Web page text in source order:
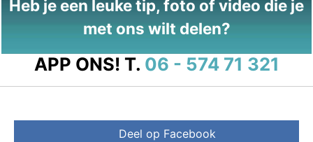
Heb je een leuke tip, foto of video die je
met ons wilt delen?
APP ONS! T. 06 - 574 71 321
Deel op Facebook